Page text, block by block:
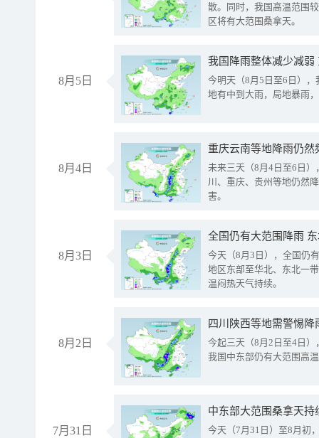
散。同时，我国高温范围
区将有大范围桑拿天。
8月5日
我国降雨整体减少减弱
今明天（8月5日至6日）
地有中到大雨，局地暴雨
8月4日
重庆云南等地降雨仍然
未来三天（8月4日至6日
川、重庆、贵州等地仍然
害。
8月3日
全国仍有大范围降雨
今天（8月3日），全国仍
地区东部至华北、东北一
温闷热天气持续。
8月2日
今起三天（8月2日至4日
我国中东部仍有大范围高
7月31日
中东部大范围桑拿天
今天（7月31日）至8月初